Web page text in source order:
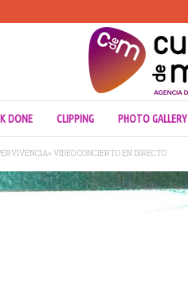
DONE CLIPPING PHOTO GALLERY
VIDEO CONCIERTO EN DIRECTO